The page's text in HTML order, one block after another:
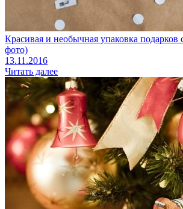
Красивая и необычная упаковка
фото)
13.11.2016
Читать далее